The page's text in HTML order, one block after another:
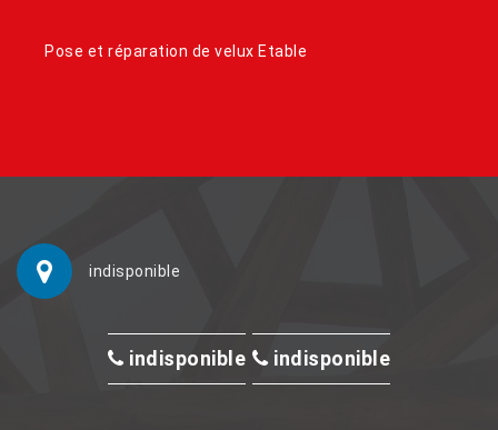
Pose et réparation de velux Etable
indisponible
indisponible indisponible